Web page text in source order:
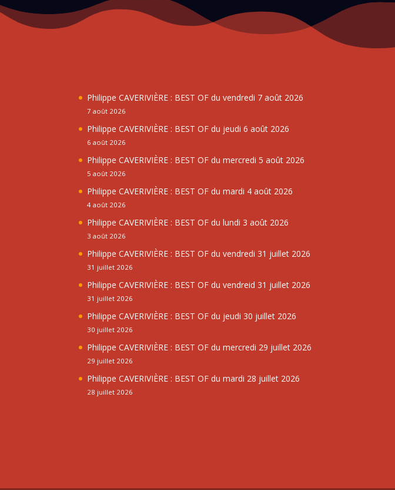
Philippe CAVERIVIÈRE : BEST OF du vendredi 7 août 2026
7 août 2026
Philippe CAVERIVIÈRE : BEST OF du jeudi 6 août 2026
6 août 2026
Philippe CAVERIVIÈRE : BEST OF du mercredi 5 août 2026
5 août 2026
Philippe CAVERIVIÈRE : BEST OF du mardi 4 août 2026
4 août 2026
Philippe CAVERIVIÈRE : BEST OF du lundi 3 août 2026
3 août 2026
Philippe CAVERIVIÈRE : BEST OF du vendredi 31 juillet 2026
31 juillet 2026
Philippe CAVERIVIÈRE : BEST OF du vendreid 31 juillet 2026
31 juillet 2026
Philippe CAVERIVIÈRE : BEST OF du jeudi 30 juillet 2026
30 juillet 2026
Philippe CAVERIVIÈRE : BEST OF du mercredi 29 juillet 2026
29 juillet 2026
Philippe CAVERIVIÈRE : BEST OF du mardi 28 juillet 2026
28 juillet 2026